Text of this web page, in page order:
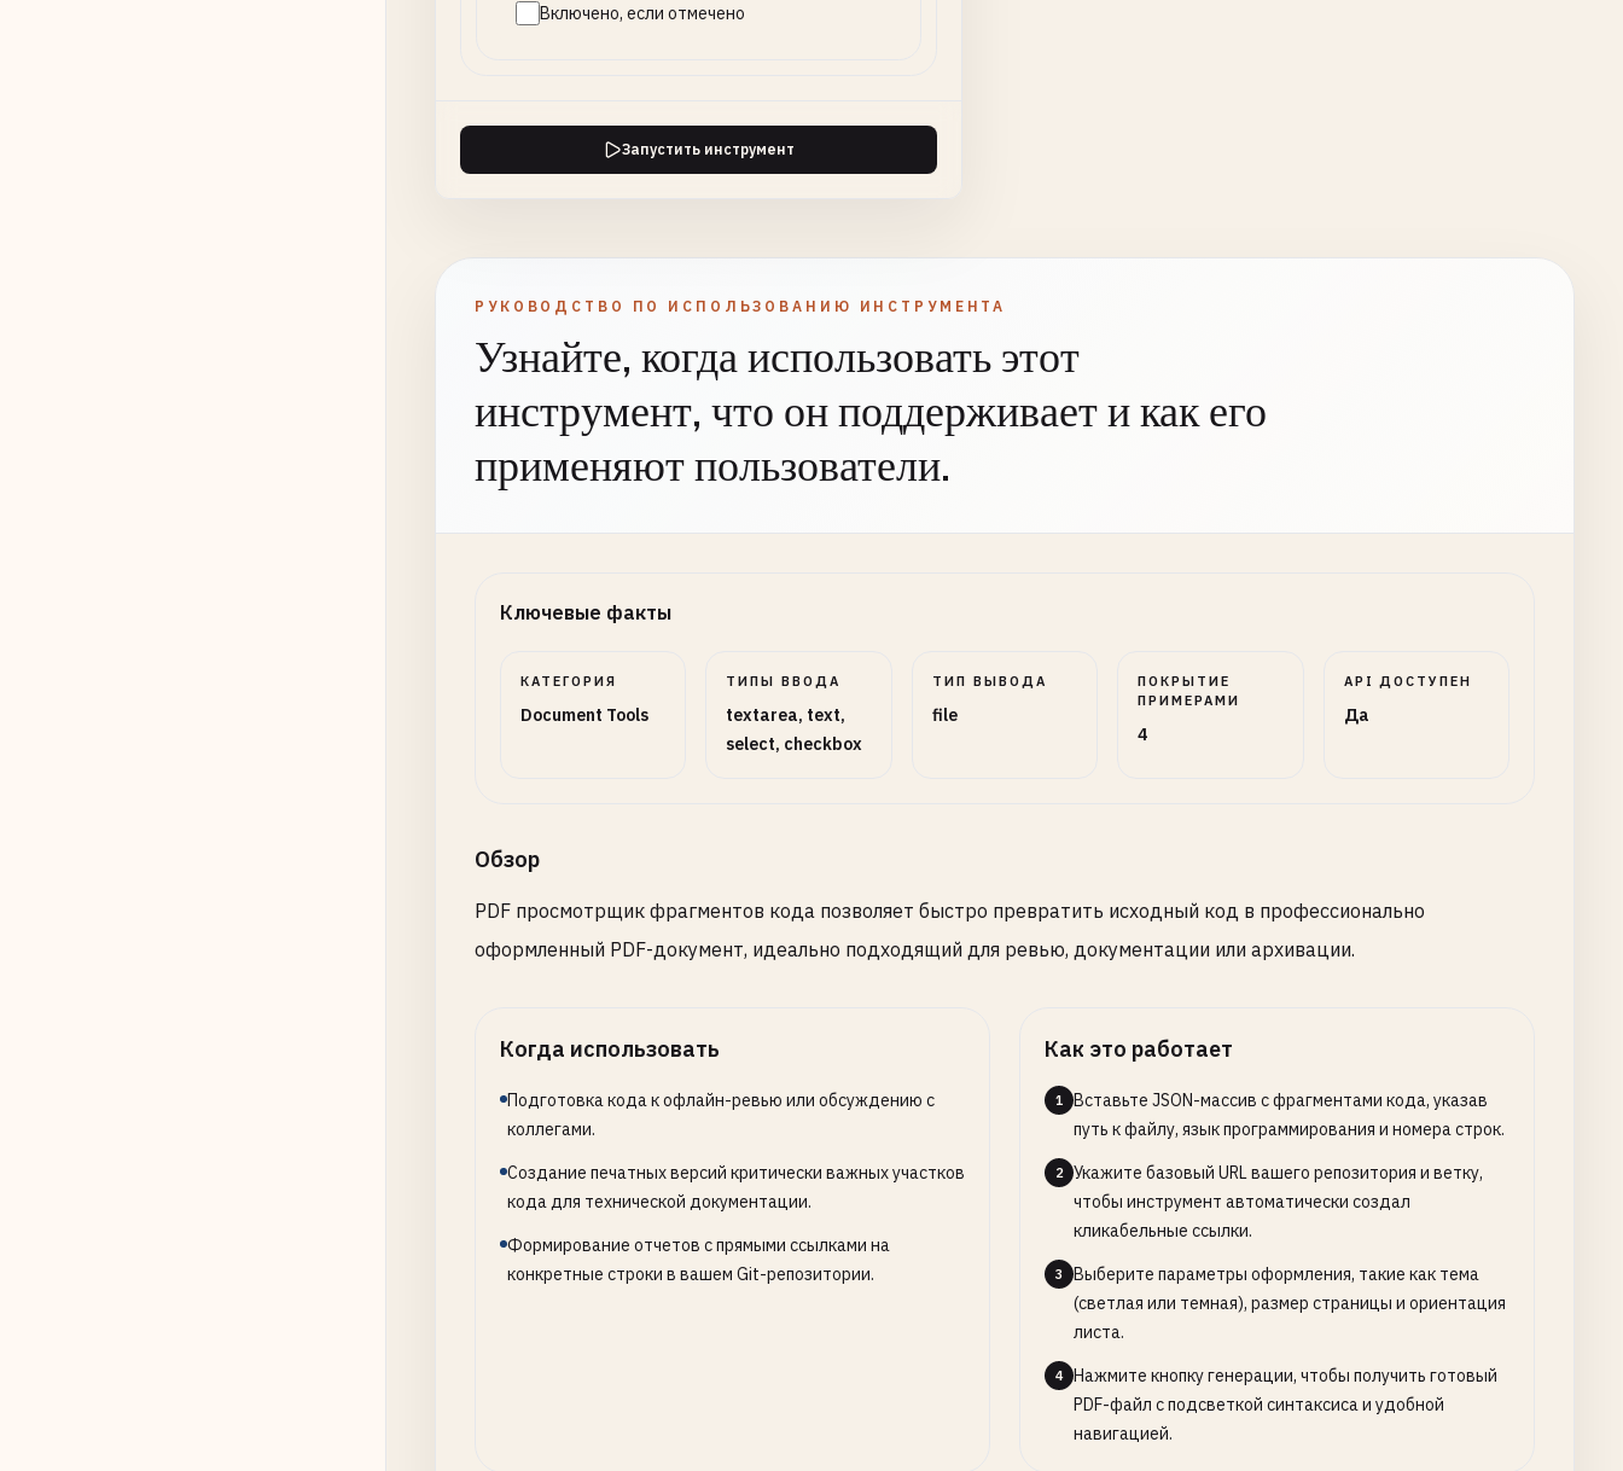
Включено, если отмечено
Запустить инструмент
РУКОВОДСТВО ПО ИСПОЛЬЗОВАНИЮ ИНСТРУМЕНТА
Узнайте, когда использовать этот
инструмент, что он поддерживает и как его
применяют пользователи.
Ключевые факты
КАТЕГОРИЯ
Document Tools
ТИПЫ ВВОДА
textarea, text,
select, checkbox
ТИП ВЫВОДА
file
ПОКРЫТИЕ
ПРИМЕРАМИ
4
API ДОСТУПЕН
Да
Обзор
PDF просмотрщик фрагментов кода позволяет быстро превратить исходный код в профессионально
оформленный PDF-документ, идеально подходящий для ревью, документации или архивации.
Когда использовать
Подготовка кода к офлайн-ревью или обсуждению с
коллегами.
Создание печатных версий критически важных участков
кода для технической документации.
Формирование отчетов с прямыми ссылками на
конкретные строки в вашем Git-репозитории.
Как это работает
1
Вставьте JSON-массив с фрагментами кода, указав
путь к файлу, язык программирования и номера строк.
2
Укажите базовый URL вашего репозитория и ветку,
чтобы инструмент автоматически создал
кликабельные ссылки.
3
Выберите параметры оформления, такие как тема
(светлая или темная), размер страницы и ориентация
листа.
4
Нажмите кнопку генерации, чтобы получить готовый
PDF-файл с подсветкой синтаксиса и удобной
навигацией.